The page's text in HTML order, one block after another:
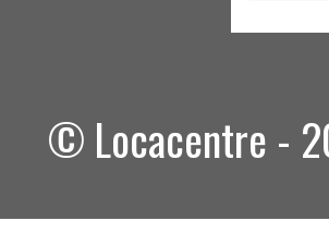
© Locacentre -